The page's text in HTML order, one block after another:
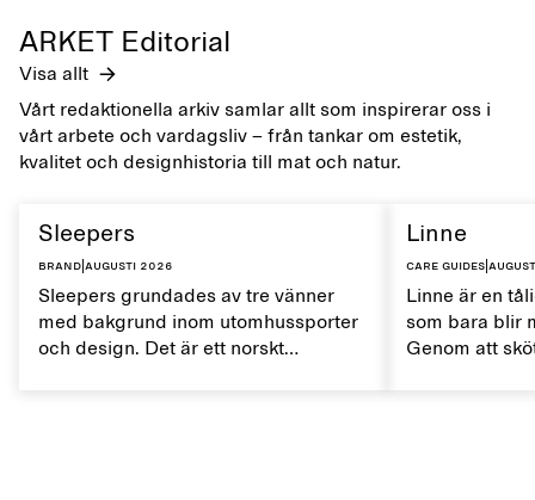
ARKET Editorial
Visa allt
Vårt redaktionella arkiv samlar allt som inspirerar oss i
vårt arbete och vardagsliv – från tankar om estetik,
kvalitet och designhistoria till mat och natur.
Sleepers
Brand augusti 2026
Sleepers grundades av tre vänner
med bakgrund inom utomhussporter
och design. Det är ett norskt
Linne
Care guides|
Linne är en
som bara blir
Genom att